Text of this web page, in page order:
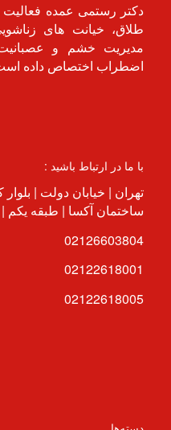
دکتر رستمی عمده فعالیت
طلاق، خیانت های
مدیریت خشم و
اضطراب اختصاص داده
با ما در ارتباط باشید :
تهران | خیابان دولت |
ساختمان آکسا | طبقه یکم
02126603804
02122618001
02122618005